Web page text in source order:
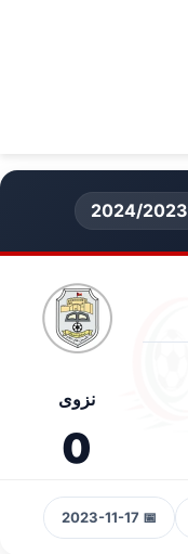
2024/2023
نزوى
0
📅 2023-11-17